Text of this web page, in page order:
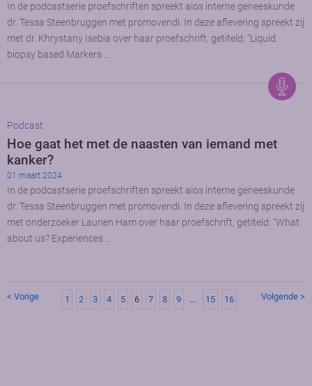
In de podcastserie proefschriften spreekt aios interne geneeskunde
dr. Tessa Steenbruggen met promovendi. In deze aflevering spreekt zij
met dr. Khrystany Isebia over haar proefschrift, getiteld: “Liquid
biopsy based Markers …
Podcast
Hoe gaat het met de naasten van iemand met
kanker?
01 maart 2024
In de podcastserie proefschriften spreekt aios interne geneeskunde
dr. Tessa Steenbruggen met promovendi. In deze aflevering spreekt zij
met onderzoeker Laurien Ham over haar proefschrift, getiteld: “What
about us? Experiences …
< Vorige 1 2 3 4 5 6 7 8 9 … 15 16 Volgende >